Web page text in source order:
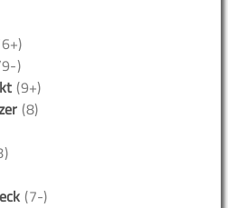
)
(9+)
(8)
(7-)